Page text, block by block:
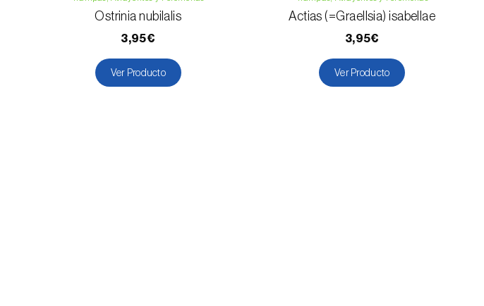
Ostrinia nubilalis
3,95€
Ver Producto
Actias (=Graellsia) isabellae
3,95€
Ver Producto